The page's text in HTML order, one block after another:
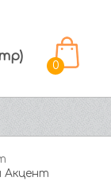
0
Акцент